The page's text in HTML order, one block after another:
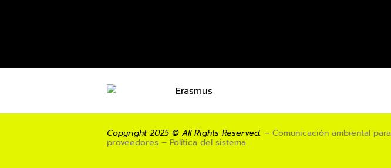
Copyright 2025 © All Rights Reserved. – Comunicación ambiental para
proveedores – Política del sistema